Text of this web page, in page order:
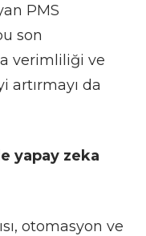
PMS
son
verimliliği ve
da
yapay zeka
otomasyon ve